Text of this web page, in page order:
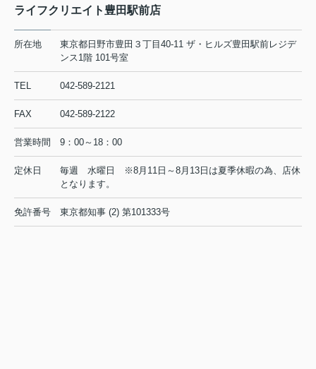
初めて日野市で一人暮らしを始めると
き、最初に気になるのが賃貸の家賃相
場や初期費用ではないでしょうか。特
に社会人や学生の方にとって、毎月の
支出とまとまった初期費用のバランス
2026.08.04
◆◇◆
夏季休業のお知らせ
◆◇◆◇◆
平素は格別のご高配を賜り厚く御礼申し上げます。夏季休業
につき下記にお知らせ致します。
ライフクリエイト豊田駅前店
所在地
東京都日野市豊田３丁目40-11 ザ・ヒルズ豊田駅前レジデ
ンス1階 101号室
TEL 042-589-2121
FAX 042-589-2122
営業時間 9：00～18：00
定休日
毎週 水曜日 ※8月11日～8月13日は夏季休暇の為、店休
となります。
免許番号 東京都知事 (2) 第101333号